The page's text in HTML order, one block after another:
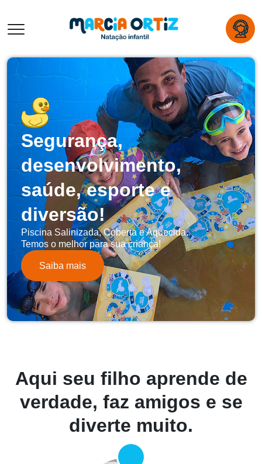
Segurança,
desenvolvimento,
saúde, esporte e
diversão!
Piscina Salinizada, Coberta e Aquecida.
Temos o melhor para sua criança!
Saiba mais
Aqui seu filho aprende de
verdade, faz amigos e se
diverte muito.